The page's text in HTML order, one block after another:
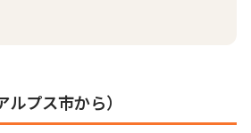
プス市から）